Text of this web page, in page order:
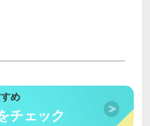
め
チェック